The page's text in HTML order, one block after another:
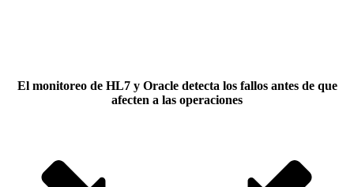
El monitoreo de HL7 y Oracle detecta los fallos antes de que
afecten a las operaciones